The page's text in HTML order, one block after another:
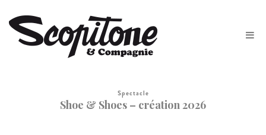
Spectacle
Shoe & Shoes – création 2026